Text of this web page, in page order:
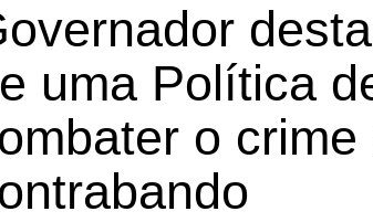
uma Política
o crime